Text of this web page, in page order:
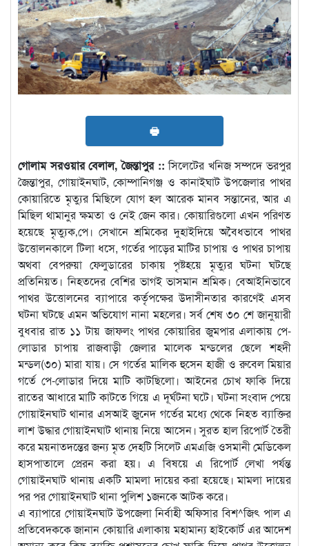
🖶
গোলাম সরওয়ার বেলাল, জৈন্তাপুর :: সিলেটের খনিজ সম্পদে ভরপুর
জৈন্তাপুর, গোয়াইনঘাট, কোম্পানিগঞ্জ ও কানাইঘাট উপজেলার পাথর
কোয়ারিতে মৃত্যুর মিছিলে যোগ হল আরেক মানব সন্তানের, আর এ
মিছিল থামানুর ক্ষমতা ও নেই জেন কার। কোয়ারিগুলো এখন পরিণত
হয়েছে মৃত্যুক‚পে। সেখানে শ্রমিকের দুহাইদিয়ে অবৈধভাবে পাথর
উত্তোলনকালে টিলা ধসে, গর্তের পাড়ের মাটির চাপায় ও পাথর চাপায়
অথবা বেপরুয়া ফেলুডারের চাকায় পৃষ্টহয়ে মৃত্যুর ঘটনা ঘটছে
প্রতিনিয়ত। নিহতদের বেশির ভাগই ভাসমান শ্রমিক। বেআইনিভাবে
পাথর উত্তোলনের ব্যাপারে কর্তৃপক্ষের উদাসীনতার কারণেই এসব
ঘটনা ঘটছে এমন অভিযোগ নানা মহলের। সর্ব শেষ ৩০ শে জানুয়ারী
বুধবার রাত ১১ টায় জাফলং পাথর কোয়ারির জুমপার এলাকায় পে-
লোডার চাপায় রাজবাড়ী জেলার মালেক মন্ডলের ছেলে শহদী
মন্ডল(৩০) মারা যায়। সে গর্তের মালিক হুসেন হাজী ও রুবেল মিয়ার
গর্তে পে-লোডার দিয়ে মাটি কাটছিলো। আইনের চোখ ফাকি দিয়ে
রাতের আধারে মাটি কাটতে গিয়ে এ দূর্ঘটনা ঘটে। ঘটনা সংবাদ পেয়ে
গোয়াইনঘাট থানার এসআই জুনেদ গর্তের মধ্যে থেকে নিহত ব্যাক্তির
লাশ উদ্ধার গোয়াইনঘাট থানায় নিয়ে আসেন। সুরত হাল রিপোর্ট তৈরী
করে ময়নাতদন্তের জন্য মৃত দেহটি সিলেট এমএজি ওসমানী মেডিকেল
হাসপাতালে প্রেরন করা হয়। এ বিষয়ে এ রিপোর্ট লেখা পর্যন্ত
গোয়াইনঘাট থানায় একটি মামলা দায়ের করা হয়েছে। মামলা দায়ের
পর পর গোয়াইনঘাট থানা পুলিশ ১জনকে আটক করে।
এ ব্যাপারে গোয়াইনঘাট উপজেলা নির্বাহী অফিসার বিশ^জিৎ পাল এ
প্রতিবেদককে জানান কোয়ারি এলাকায় মহামান্য হাইকোর্ট এর আদেশ